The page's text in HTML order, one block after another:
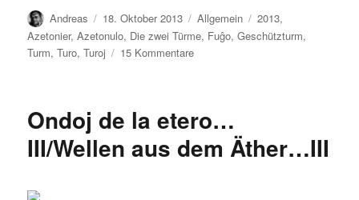
Autor
Andreas
Veröffentlicht
am
18. Oktober 2013 Kategorien
Allgemein Schlagwörter
2013,
Azetonier,Azetonulo, Die zwei Türme, Fuĝo,Geschützturm,
Turm,Turo,Turoj 15 Kommentarezu
zwei
Ondoj de la etero…
III/Wellen aus dem Äther…III